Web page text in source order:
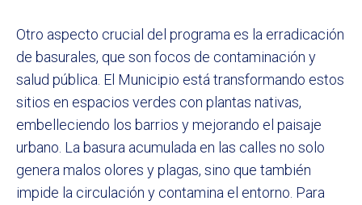
Otro aspecto crucial del programa es la erradicación
de basurales, que son focos de contaminación y
salud pública. El Municipio está transformando estos
sitios en espacios verdes con plantas nativas,
embelleciendo los barrios y mejorando el paisaje
urbano. La basura acumulada en las calles no solo
genera malos olores y plagas, sino que también
impide la circulación y contamina el entorno. Para